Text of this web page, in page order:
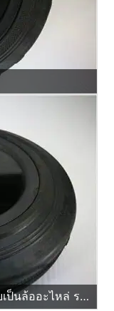
ล้อรถเข็นยางตันพลาสติก 6นิ้ว สำหรับเป็นล้ออะไหล่ รถเข็นผัก รถเข็นของ แผงป้ายจราจร